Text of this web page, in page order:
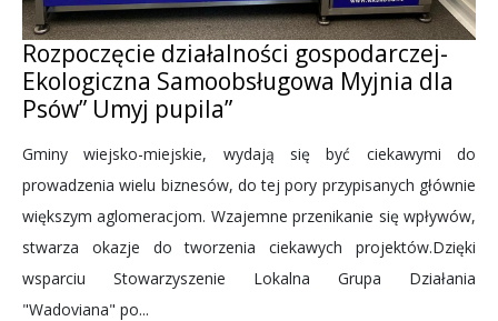
Rozpoczęcie działalności gospodarczej-
Ekologiczna Samoobsługowa Myjnia dla
Psów” Umyj pupila”
Gminy wiejsko-miejskie, wydają się być ciekawymi do
prowadzenia wielu biznesów, do tej pory przypisanych głównie
większym aglomeracjom. Wzajemne przenikanie się wpływów,
stwarza okazje do tworzenia ciekawych projektów.Dzięki
wsparciu Stowarzyszenie Lokalna Grupa Działania
"Wadoviana" po...